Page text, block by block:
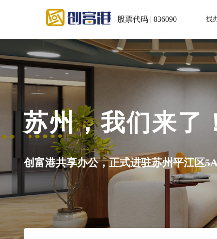
股票代码 | 836090 找
们来了！
进驻苏州平江区5A级写字楼